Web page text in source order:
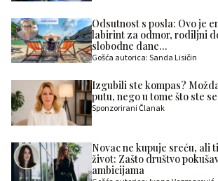
Odsutnost s posla: Ovo je
labirint za odmor, rodiljni
slobodne dane…
Gošća autorica: Sanda Lisičin
Izgubili ste kompas?
putu, nego u tome što ste
Sponzorirani Članak
Novac ne kupuje sreću, ali
život: Zašto društvo
ambicijama